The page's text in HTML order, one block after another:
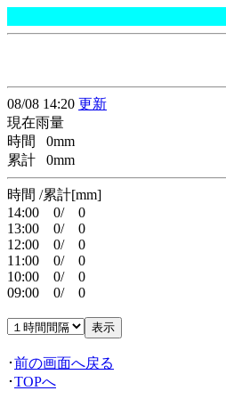
08/08 14:20 更新
現在雨量
時間 0mm
累計 0mm
時間 /累計[mm]
14:00 0/ 0
13:00 0/ 0
12:00 0/ 0
11:00 0/ 0
10:00 0/ 0
09:00 0/ 0
･前の画面へ戻る
･TOPへ